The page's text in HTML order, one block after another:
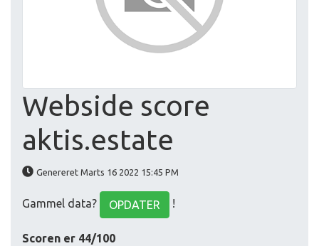
Webside score
aktis.estate
Genereret Marts 16 2022 15:45 PM
Gammel data? OPDATER !
Scoren er 44/100